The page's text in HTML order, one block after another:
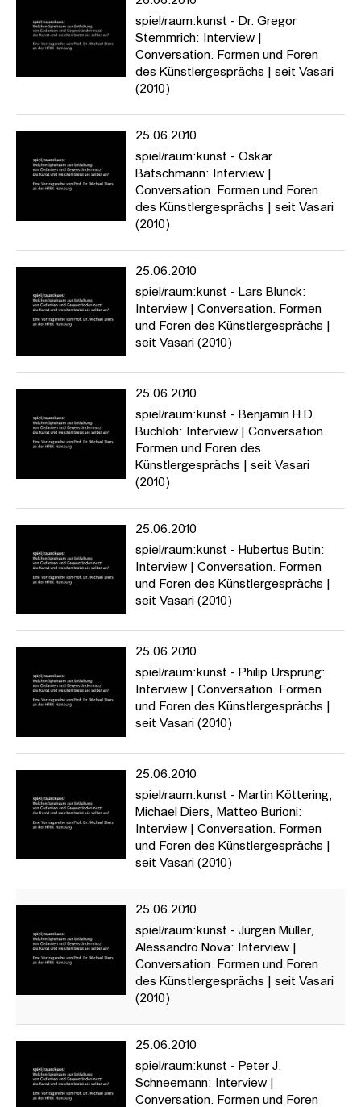
spiel/raum:kunst - Dr. Gregor
Stemmrich: Interview |
Conversation. Formen und Foren
des Künstlergesprächs | seit Vasari
(2010)
25.06.2010
spiel/raum:kunst - Oskar
Bätschmann: Interview |
Conversation. Formen und Foren
des Künstlergesprächs | seit Vasari
(2010)
25.06.2010
spiel/raum:kunst - Lars Blunck:
Interview | Conversation. Formen
und Foren des Künstlergesprächs |
seit Vasari (2010)
25.06.2010
spiel/raum:kunst - Benjamin H.D.
Buchloh: Interview | Conversation.
Formen und Foren des
Künstlergesprächs | seit Vasari
(2010)
25.06.2010
spiel/raum:kunst - Hubertus Butin:
Interview | Conversation. Formen
und Foren des Künstlergesprächs |
seit Vasari (2010)
25.06.2010
spiel/raum:kunst - Philip Ursprung:
Interview | Conversation. Formen
und Foren des Künstlergesprächs |
seit Vasari (2010)
25.06.2010
spiel/raum:kunst - Martin Köttering,
Michael Diers, Matteo Burioni:
Interview | Conversation. Formen
und Foren des Künstlergesprächs |
seit Vasari (2010)
25.06.2010
spiel/raum:kunst - Jürgen Müller,
Alessandro Nova: Interview |
Conversation. Formen und Foren
des Künstlergesprächs | seit Vasari
(2010)
25.06.2010
spiel/raum:kunst - Peter J.
Schneemann: Interview |
Conversation. Formen und Foren